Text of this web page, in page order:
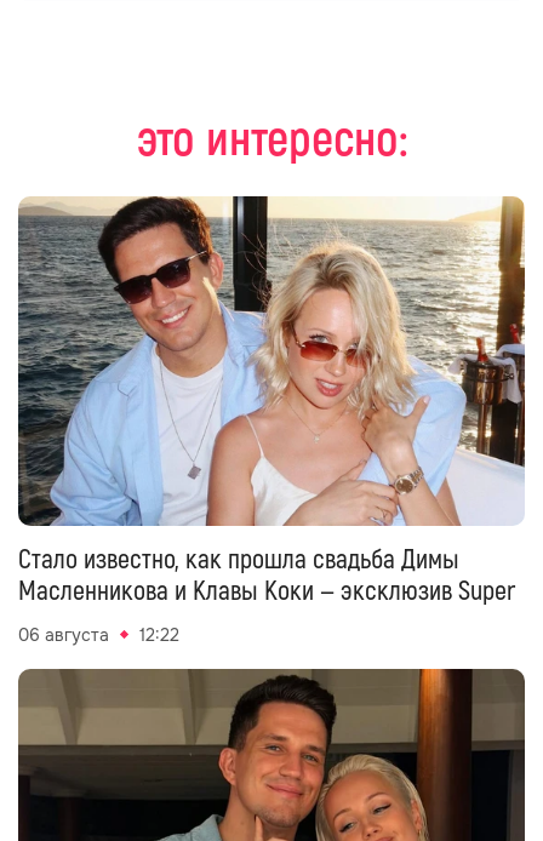
это интересно:
Стало известно, как прошла свадьба Димы
Масленникова и Клавы Коки — эксклюзив Super
06 августа 12:22